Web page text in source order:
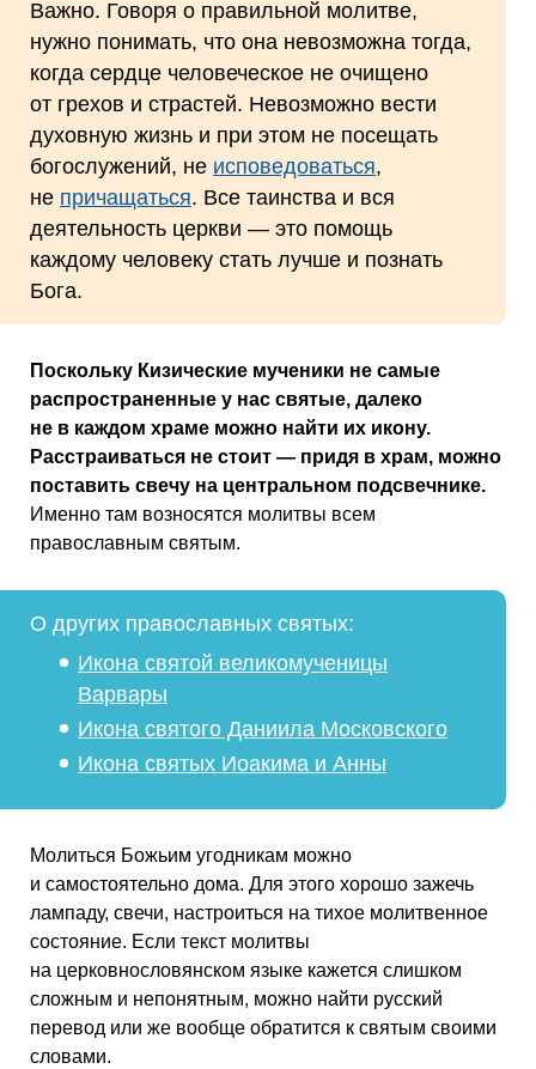
Важно. Говоря о правильной молитве,
нужно понимать, что она невозможна тогда,
когда сердце человеческое не очищено
от грехов и страстей. Невозможно вести
духовную жизнь и при этом не посещать
богослужений, не исповедоваться,
не причащаться. Все таинства и вся
деятельность церкви — это помощь
каждому человеку стать лучше и познать
Бога.
Поскольку Кизические мученики не самые
распространенные у нас святые, далеко
не в каждом храме можно найти их икону.
Расстраиваться не стоит — придя в храм, можно
поставить свечу на центральном подсвечнике.
Именно там возносятся молитвы всем
православным святым.
О других православных святых:
Икона святой великомученицы
Варвары
Икона святого Даниила Московского
Икона святых Иоакима и Анны
Молиться Божьим угодникам можно
и самостоятельно дома. Для этого хорошо зажечь
лампаду, свечи, настроиться на тихое молитвенное
состояние. Если текст молитвы
на церковнословянском языке кажется слишком
сложным и непонятным, можно найти русский
перевод или же вообще обратится к святым своими
словами.